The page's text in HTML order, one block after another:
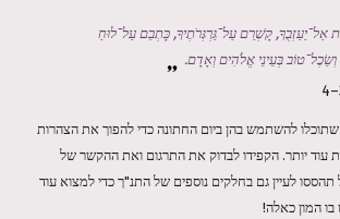
אַל־יַעַזְבֻךָ, קָשְׁרֵם עַל־גַּרְגְּרֹתֶיךָ, כָּתְבֵם עַל־לוּחַ
בְּעֵינֵי אֱלֹהִים וְאָדָם.
להשתמש בהן ביום החתונה כדי להפוך את הצהרות
יותר. הקפידו לבדוק את התרגום ואת ההקשר של
לעיין גם בחלקים נוספים של התנ"ך כדי למצוא עוד
המון כאלה!